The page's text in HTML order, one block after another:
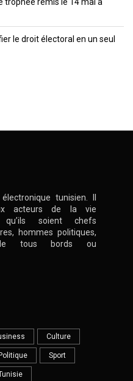
le droit électoral en un seul
tunisien. Il
acteurs de la vie
soient chefs
hommes politiques,
de tous bords ou
Culture
Sport